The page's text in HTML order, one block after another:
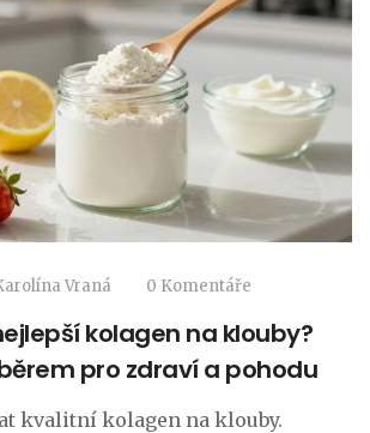
Vraná 0 Komentáře
kolagen na klouby?
pro zdraví a pohodu
kvalitní kolagen na klouby.